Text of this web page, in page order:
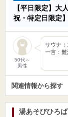
【平日限定】大
祝・特定日限定
50代～
男性
サウナ：
一言：
関連情報から探す
湯あそびひろ